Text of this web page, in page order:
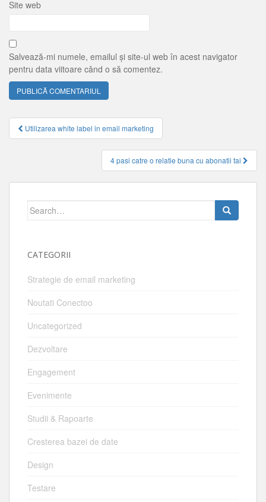
Site web
Salvează-mi numele, emailul și site-ul web în acest navigator
pentru data viitoare când o să comentez.
Navigare
articole
Utilizarea white label in email marketing
4 pasi catre o relatie buna cu abonatii tai
Search
for:
CATEGORII
Strategie de email marketing
Noutati Conectoo
Uncategorized
Dezvoltare
Engagement
Evenimente
Studii & Rapoarte
Cresterea bazei de date
Design
Testare